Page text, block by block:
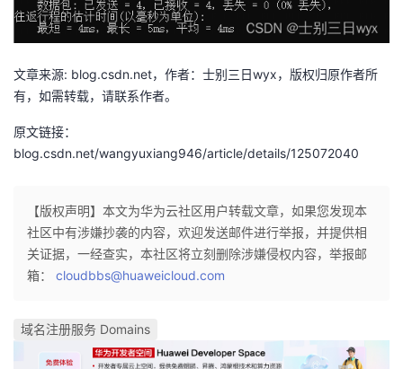
文章来源: blog.csdn.net，作者：士别三日wyx，版权归原作者所
有，如需转载，请联系作者。
原文链接：
blog.csdn.net/wangyuxiang946/article/details/125072040
【版权声明】本文为华为云社区用户转载文章，如果您发现本
社区中有涉嫌抄袭的内容，欢迎发送邮件进行举报，并提供相
关证据，一经查实，本社区将立刻删除涉嫌侵权内容，举报邮
箱： cloudbbs@huaweicloud.com
域名注册服务 Domains